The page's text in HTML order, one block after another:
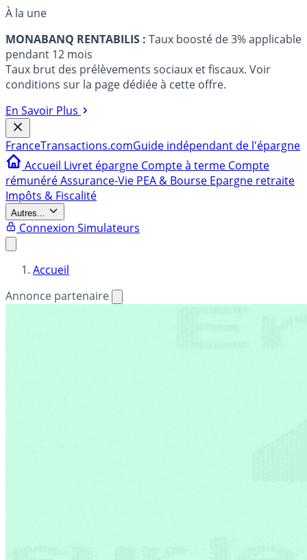
À la une
MONABANQ RENTABILIS : Taux boosté de 3% applicable
pendant 12 mois
Taux brut des prélèvements sociaux et fiscaux. Voir
conditions sur la page dédiée à cette offre.
En Savoir Plus
FranceTransactions.comGuide indépendant de l'épargne
Accueil Livret épargne Compte à terme Compte
rémunéréAssurance-Vie PEA & Bourse Epargne retraite
Impôts & Fiscalité
Autres...
Connexion Simulateurs
Accueil
Annonce partenaire